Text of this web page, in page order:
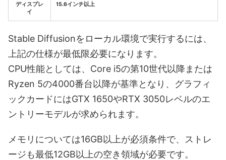
ディスプレ
イ
15.6インチ以上
Stable Diffusionをローカル環境で実行するには、
上記の仕様が最低限必要になります。
CPU性能としては、Core i5の第10世代以降または
Ryzen 5の4000番台以降が基準となり、グラフィ
ックカードにはGTX 1650やRTX 3050レベルのエ
ントリーモデルが求められます。
メモリについては16GB以上が必須条件で、ストレ
ージも最低12GB以上の空き領域が必要です。